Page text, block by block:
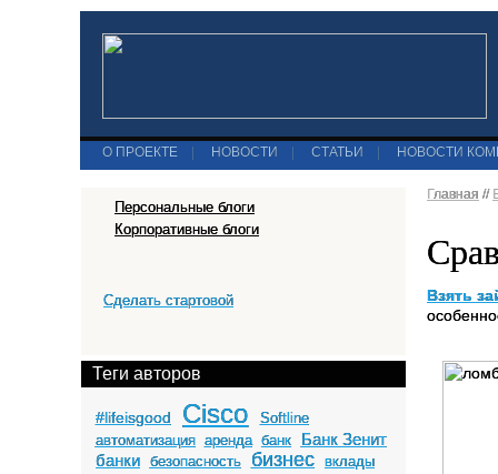
О ПРОЕКТЕ НОВОСТИ СТАТЬИ НОВОСТИ
Персональные блоги
Корпоративные блоги
Сделать стартовой
Теги авторов
#lifeisgood Cisco
Softline
автоматизация аренда банк
Банк Зенит
банки безопасность бизнес
вклады
Главная //
Взять